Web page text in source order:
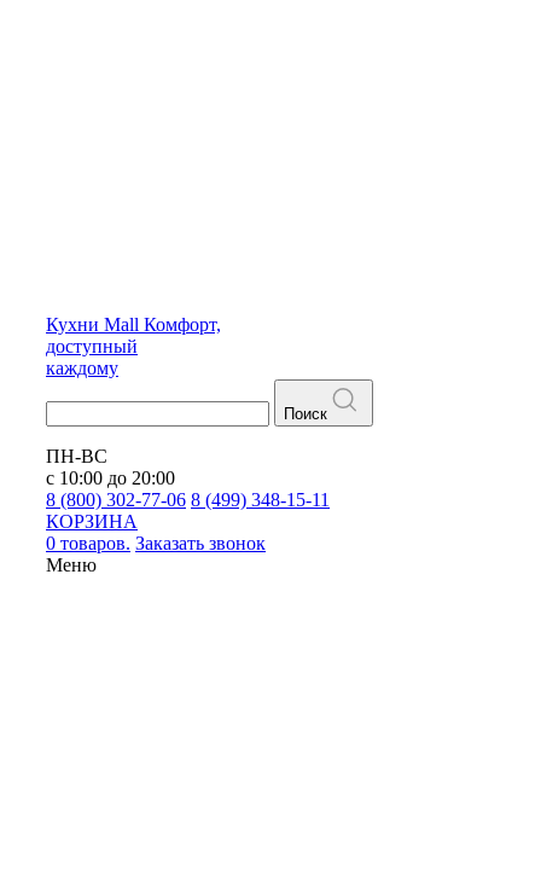
Кухни Mall Комфорт,
доступный
каждому
Поиск
ПН-ВС
с 10:00 до 20:00
8 (800) 302-77-06 8 (499) 348-15-11
КОРЗИНА
0 товаров. Заказать звонок
Меню